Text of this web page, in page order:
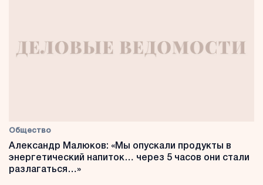
Общество
Александр Малюков: «Мы опускали продукты в
энергетический напиток… через 5 часов они стали
разлагаться…»